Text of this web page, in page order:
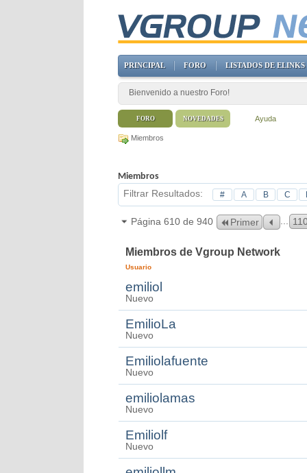
Miembros
Miembros
Filtrar Resultados # A B C
Página 610 de 940 Primer
Miembros de Vgroup Network
Usuario
emiliol
Nuevo
EmilioLa
Nuevo
Emiliolafuente
Nuevo
emiliolamas
Nuevo
Emiliolf
Nuevo
PRINCIPAL FORO LISTADOS DE ELINKS
Bienvenido a nuestro Foro!
FORO Ayuda
NOVEDADES